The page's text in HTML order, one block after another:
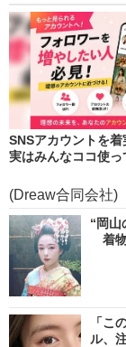
SNSアカウントを着
実はみんなココ使っ
(Dreaw合同会社)
“岡山
着
「こ
ル、